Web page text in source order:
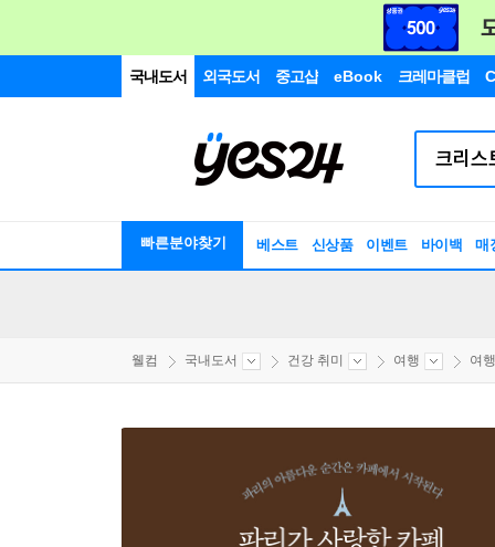
국내도서 외국도서 중고샵 eBook 크레마클럽
빠른분야찾기 베스트 신상품 이벤트 바이백 매
웰컴 국내도서 건강 취미 여행 여